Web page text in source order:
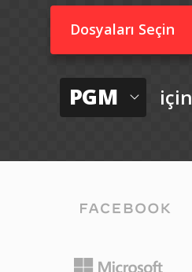
Dosyaları Seçin
PGM için